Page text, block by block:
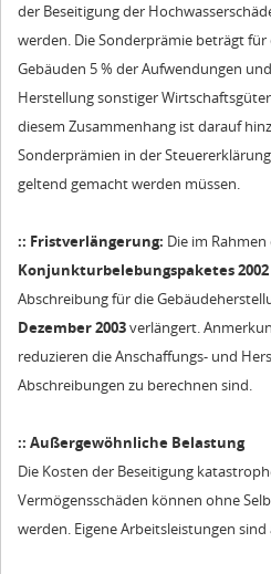
der Beseitigung der
werden. Die Sonderprämie beträgt
Gebäuden 5 % der Aufwendungen
Herstellung sonstiger
diesem Zusammenhang ist darauf
Sonderprämien in der
geltend gemacht werden müssen.
:: Fristverlängerung: Die im Rahmen
Konjunkturbelebungspaketes 2002
Abschreibung für die
Dezember 2003verlängert.
reduzieren die Anschaffungs- und
Abschreibungen zu berechnen sind.
:: Außergewöhnliche Belastung
Die Kosten der Beseitigung
Vermögensschäden können ohne
werden. Eigene Arbeitsleistungen